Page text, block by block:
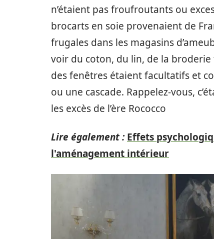
n’étaient pas froufroutants ou
brocarts en soie provenaient de
frugales dans les magasins
voir du coton, du lin, de la broderie
des fenêtres étaient facultatifs et
ou une cascade. Rappelez-vous,
les excès de l’ère Rococco
Lire également : Effets
l'aménagement intérieur